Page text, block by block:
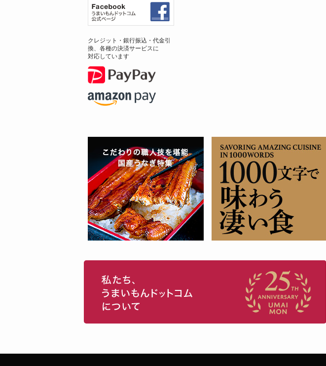
クレジット・銀行振込・代金引
換、各種の決済サービスに
対応しています